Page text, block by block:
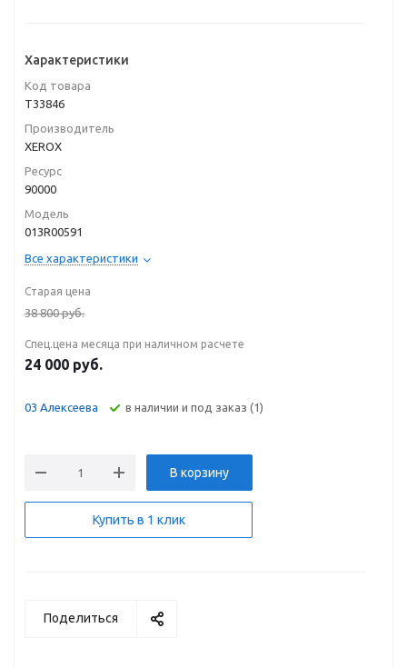
Характеристики
Код товара
T33846
Производитель
XEROX
Ресурс
90000
Модель
013R00591
Все характеристики
Старая цена
38 800руб.
Спец.цена месяца при наличном расчете
24 000 руб.
03 Алексеева В наличии и под заказ (1)
В корзину
Купить в 1 клик
Поделиться